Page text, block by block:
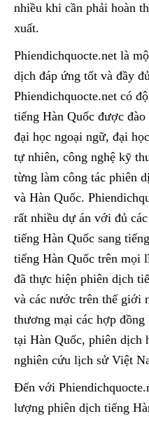
nhiều khi cần phải hoàn
xuất.
Phiendichquocte.net là
dịch đáp ứng tốt và đầy
Phiendichquocte.net có
tiếng Hàn Quốc được
đại học ngoại ngữ, đại
tự nhiên, công nghệ kỹ
từng làm công tác phiên
và Hàn Quốc.
rất nhiều dự án với đủ
tiếng Hàn Quốc sang
tiếng Hàn Quốc trên mọi
đã thực hiện phiên dịch
và các nước trên thế giới
thương mại các hợp
tại Hàn Quốc, phiên dịch
nghiên cứu lịch sử Việt
Đến với
lượng phiên dịch tiếng